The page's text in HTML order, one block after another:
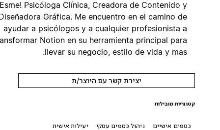
Soy Esme! Psicóloga Clínica, Creadora de Contenido y
Diseñadora Gráfica. Me encuentro en el camino de
ayudar a psicólogos y a cualquier profesionista a
transformar Notion en su herramienta principal para
llevar su negocio, estilo de vida y mas.
יצירת קשר עם היוצר/ת
קטגוריות מובילות
כספים אישיים ניהול כספים עסקי יעילות אישית